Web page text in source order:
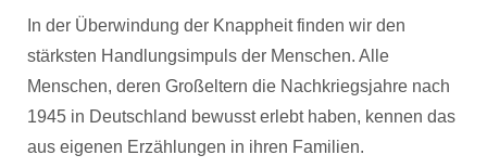
In der Überwindung der Knappheit finden wir den
stärksten Handlungsimpuls der Menschen. Alle
Menschen, deren Großeltern die Nachkriegsjahre nach
1945 in Deutschland bewusst erlebt haben, kennen das
aus eigenen Erzählungen in ihren Familien.